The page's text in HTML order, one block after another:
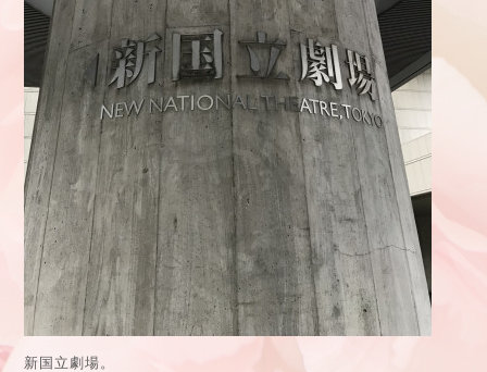
新国立劇場。